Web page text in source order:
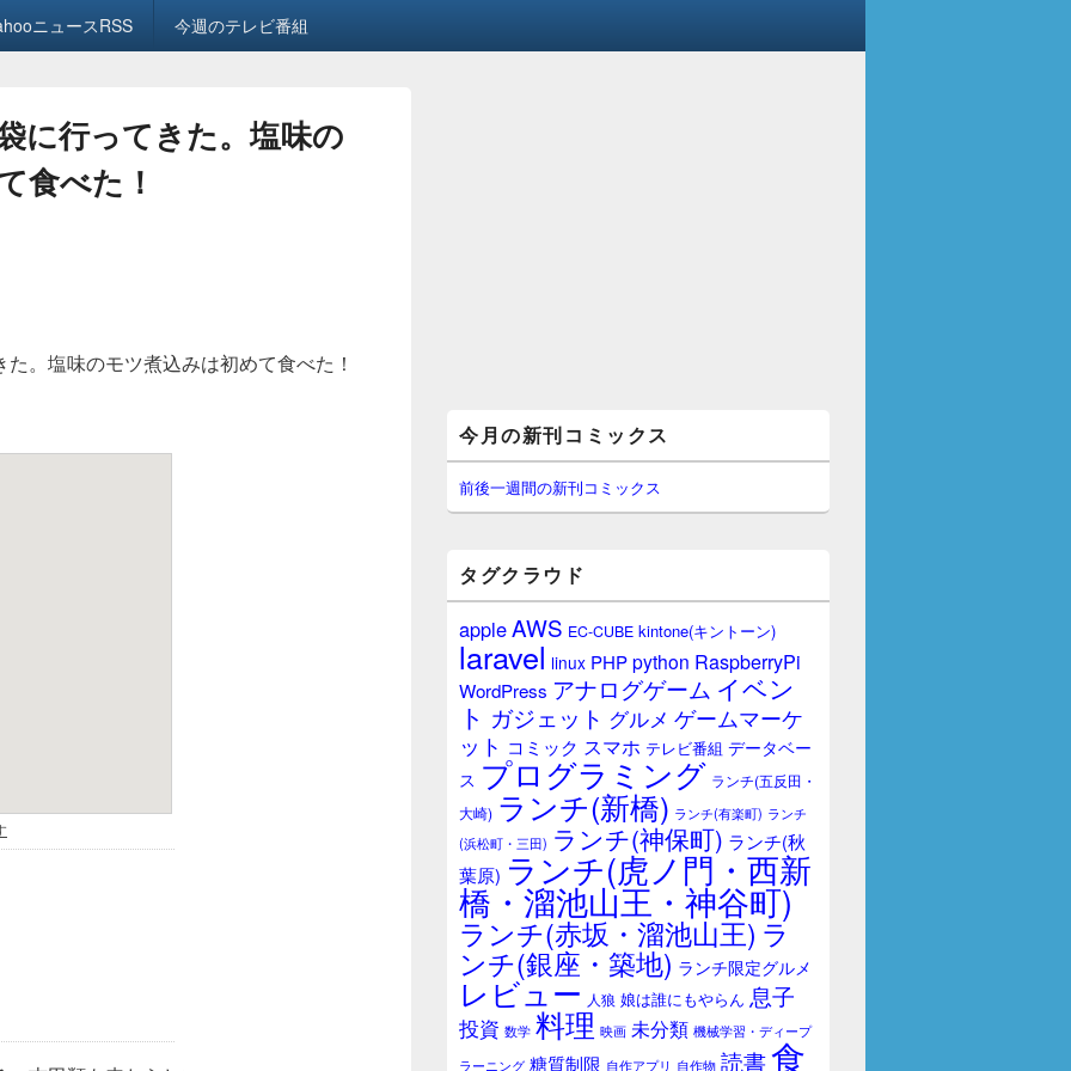
ニュースRSS 今週のテレビ番組
に行ってきた。塩味の
食べた！
。塩味のモツ煮込みは初めて食べた！
イ
ン
サ
イ
ー
ジ
ッ
ト
今月の新刊コミックス
前後一週間の新刊コミックス
タグクラウド
appleAWS EC-CUBE kintone(キントーン)
laravel linux PHPpython RaspberryPi
WordPress アナログゲーム イベン
ト ガジェット グルメ ゲームマーケ
ット コミック スマホ テレビ番組 データベー
ス プログラミング ランチ(五反田・
大崎) ランチ(新橋) ランチ(有楽町) ランチ
(浜松町・三田) ランチ(神保町) ランチ(秋
葉原) ランチ(虎ノ門・西新
橋・溜池山王・神谷町)
ランチ(赤坂・溜池山王) ラ
ンチ(銀座・築地) ランチ限定グルメ
レビュー 人狼 娘は誰にもやらん 息子
投資 数学 料理 映画 未分類 機械学習・ディープ
ラーニング 糖質制限 自作アプリ 自作物 読書食